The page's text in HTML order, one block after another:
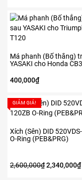
Má phanh (Bố thắng)
YASAKI cho Honda
400,000₫
GIẢM GIÁ!
Xích (Sên) DID
O-Ring (PEB&PRG)
2,600,000₫Giá
2,340,000₫